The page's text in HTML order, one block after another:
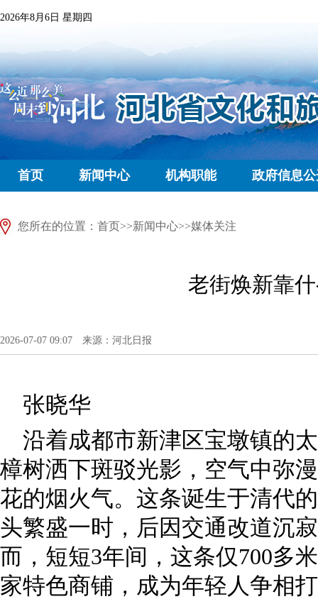
2026年8月6日 星期四
首页 新闻中心 机构职能 政府信息
您所在的位置： 首页>>新闻中心>>媒体关注
老街焕新靠
2026-07-07 09:07 来源：河北日报
张晓华
沿着成都市新津区宝墩镇的
樟树洒下斑驳光影，空气中弥
花的烟火气。这条诞生于清代
头繁盛一时，后因交通改道沉
而，短短3年间，这条仅700多
家特色商铺，成为年轻人争相